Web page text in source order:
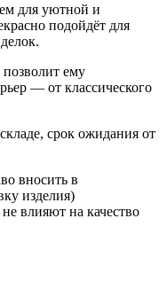
для уютной и
подойдёт для
ему
— от классического
срок ожидания от
вносить в
изделия)
влияют на качество